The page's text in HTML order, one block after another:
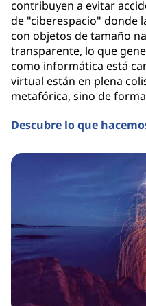
contribuyen a evitar
de "ciberespacio" donde
con objetos de tamaño
transparente, lo que
como informática está
virtual están en plena
metafórica, sino de
Descubre lo que